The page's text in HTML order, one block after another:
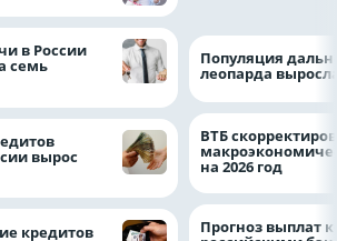
в России
семь
вырос
кредитов
Популяция
леопарда
ВТБ
на 2026 год
Прогноз выплат